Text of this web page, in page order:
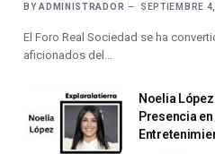
BY ADMINISTRADOR SEPTIEMBRE
El Foro Real Sociedad se ha
aficionados del…
Noelia
Presencia